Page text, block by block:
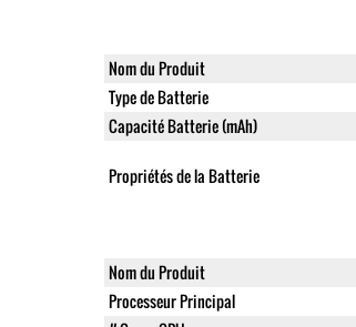
Nom du Produit
Type de Batterie
Capacité Batterie (mAh)
Propriétés de la Batterie
Nom du Produit
Processeur Principal